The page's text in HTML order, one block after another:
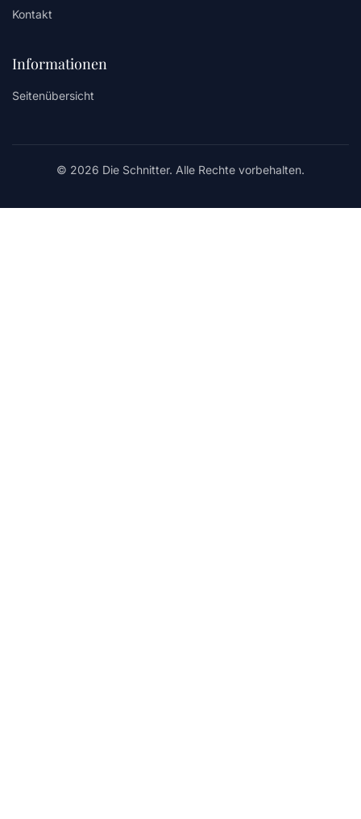
Kontakt
Informationen
Seitenübersicht
© 2026 Die Schnitter. Alle Rechte vorbehalten.